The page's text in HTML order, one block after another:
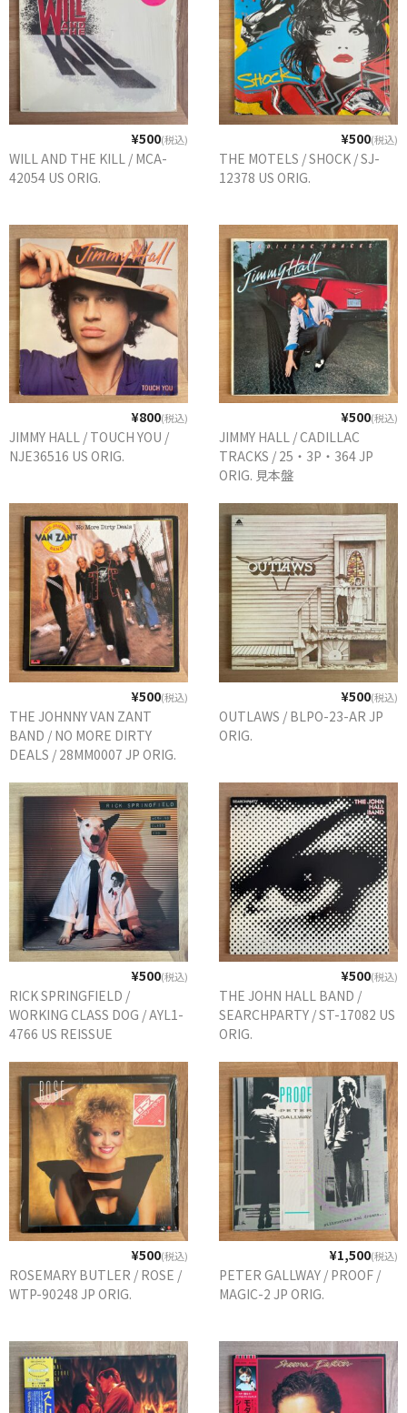
¥500(税込)
WILL AND THE KILL / MCA-
42054 US ORIG.
¥500(税込)
THE MOTELS / SHOCK / SJ-
12378 US ORIG.
¥800(税込)
JIMMY HALL / TOUCH YOU /
NJE36516 US ORIG.
¥500(税込)
JIMMY HALL / CADILLAC
TRACKS / 25・3P・364 JP
ORIG. 見本盤
¥500(税込)
THE JOHNNY VAN ZANT
BAND / NO MORE DIRTY
DEALS / 28MM0007 JP ORIG.
¥500(税込)
OUTLAWS / BLPO-23-AR JP
ORIG.
¥500(税込)
RICK SPRINGFIELD /
WORKING CLASS DOG / AYL1-
4766 US REISSUE
¥500(税込)
THE JOHN HALL BAND /
SEARCHPARTY / ST-17082 US
ORIG.
¥500(税込)
ROSEMARY BUTLER / ROSE /
WTP-90248 JP ORIG.
¥1,500(税込)
PETER GALLWAY / PROOF /
MAGIC-2 JP ORIG.